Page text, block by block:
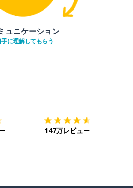
ュニケーション
手に理解してもらう
147万レビュー